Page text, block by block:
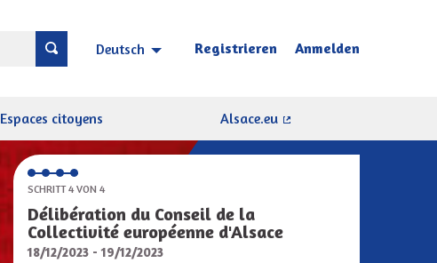
Deutsch Choisir la langue Sprache wählen
Registrieren Anmelden
Espaces citoyens
Alsace.eu
SCHRITT 4 VON 4
Délibération du Conseil de la
Collectivité européenne d'Alsace
18/12/2023 - 19/12/2023